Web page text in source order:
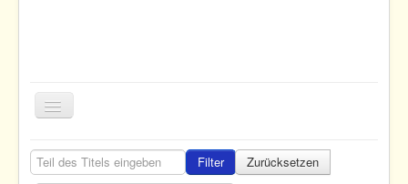
Toggle
Navigation
Home
Teil des Titels eingeben Filter
Zurücksetzen